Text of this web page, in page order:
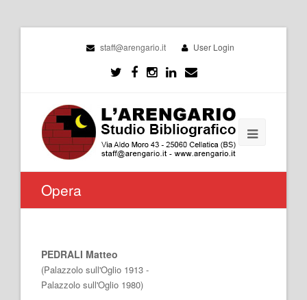
staff@arengario.it User Login
Opera
PEDRALI Matteo
(Palazzolo sull'Oglio 1913 -
Palazzolo sull'Oglio 1980)